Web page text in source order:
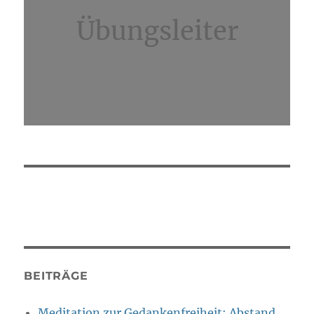
Übungsleiter
BEITRÄGE